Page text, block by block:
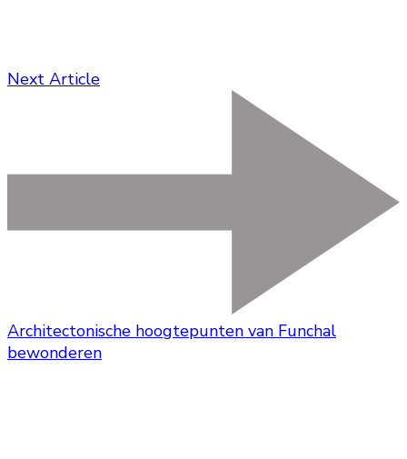
Next Article
Architectonische hoogtepunten van Funchal
bewonderen